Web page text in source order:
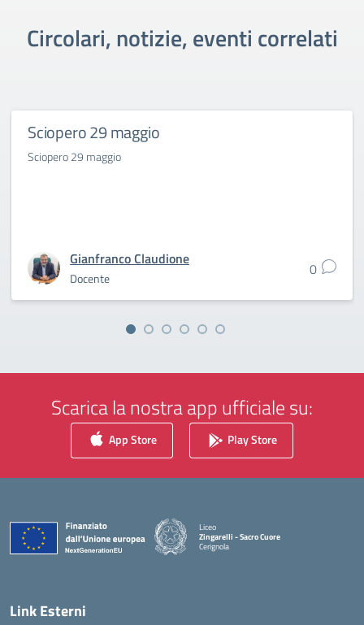
Circolari, notizie, eventi correlati
Sciopero 29 maggio
Sciopero 29 maggio
Gianfranco Claudione
Docente 0
Scarica la nostra app ufficiale su:
App Store Play Store
Liceo
Zingarelli - Sacro Cuore
Cerignola
— Visita la pagina iniziale della scuola
Link Esterni